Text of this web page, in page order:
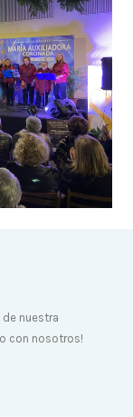
nuestra
con nosotros!